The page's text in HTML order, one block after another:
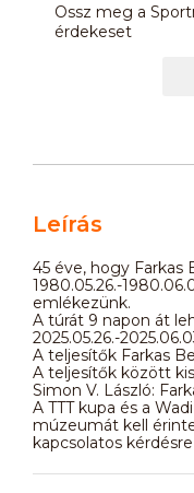
Ossz meg a
érdekeset
Leírás
45 éve, hogy
1980.05.26.-
emlékezünk.
A túrát 9 napon át
2025.05.26.-
A teljesítők Farkas
A teljesítők között
Simon V. László:
A TTT kupa és a
múzeumát kell
kapcsolatos